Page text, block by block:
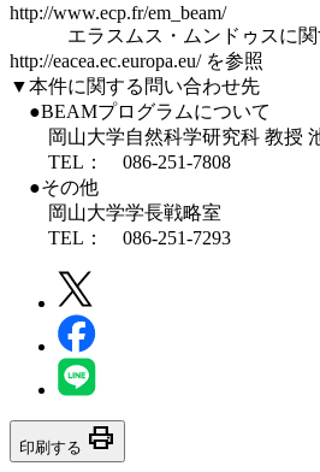
http://www.ecp.fr/em_beam/
エラスムス・ムンドゥスに関
http://eacea.ec.europa.eu/ を参照
▼本件に関する問い合わせ先
●BEAMプログラムについて
岡山大学自然科学研究科 教授
TEL： 086-251-7808
●その他
岡山大学学長戦略室
TEL： 086-251-7293
印刷する print